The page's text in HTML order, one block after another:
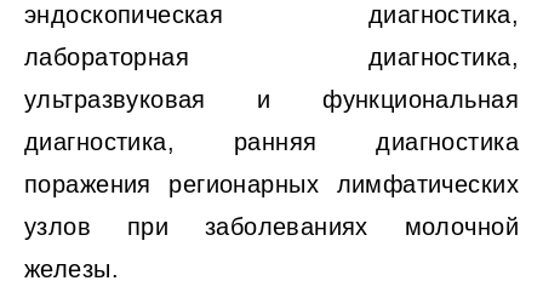
эндоскопическая диагностика,
лабораторная диагностика,
ультразвуковая и функциональная
диагностика, ранняя диагностика
поражения регионарных лимфатических
узлов при заболеваниях молочной
железы.